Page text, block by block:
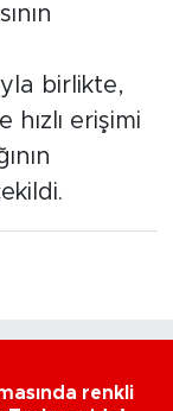
birlikte,
erişimi
renkli